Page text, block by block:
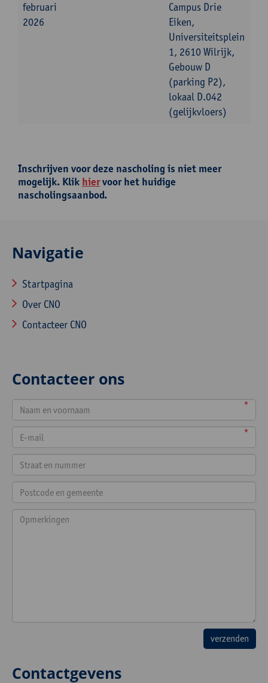
februari
2026
Campus Drie
Eiken,
Universiteitsplein
1, 2610 Wilrijk,
Gebouw D
(parking P2),
lokaal D.042
(gelijkvloers)
Inschrijven voor deze nascholing is niet meer
mogelijk. Klik hiervoor het huidige
nascholingsaanbod.
Navigatie
Startpagina
Over CNO
Contacteer CNO
Contacteer ons
*
*
Contactgevens